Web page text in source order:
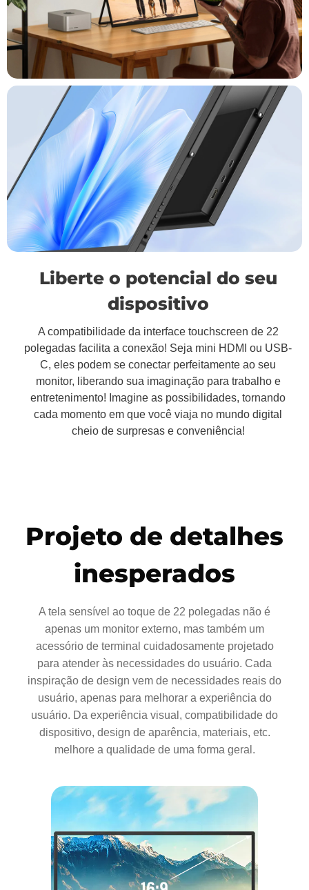
Liberte o potencial do seu
dispositivo
A compatibilidade da interface touchscreen de 22
polegadas facilita a conexão! Seja mini HDMI ou USB-
C, eles podem se conectar perfeitamente ao seu
monitor, liberando sua imaginação para trabalho e
entretenimento! Imagine as possibilidades, tornando
cada momento em que você viaja no mundo digital
cheio de surpresas e conveniência!
Projeto de detalhes
inesperados
A tela sensível ao toque de 22 polegadas não é
apenas um monitor externo, mas também um
acessório de terminal cuidadosamente projetado
para atender às necessidades do usuário. Cada
inspiração de design vem de necessidades reais do
usuário, apenas para melhorar a experiência do
usuário. Da experiência visual, compatibilidade do
dispositivo, design de aparência, materiais, etc.
melhore a qualidade de uma forma geral.